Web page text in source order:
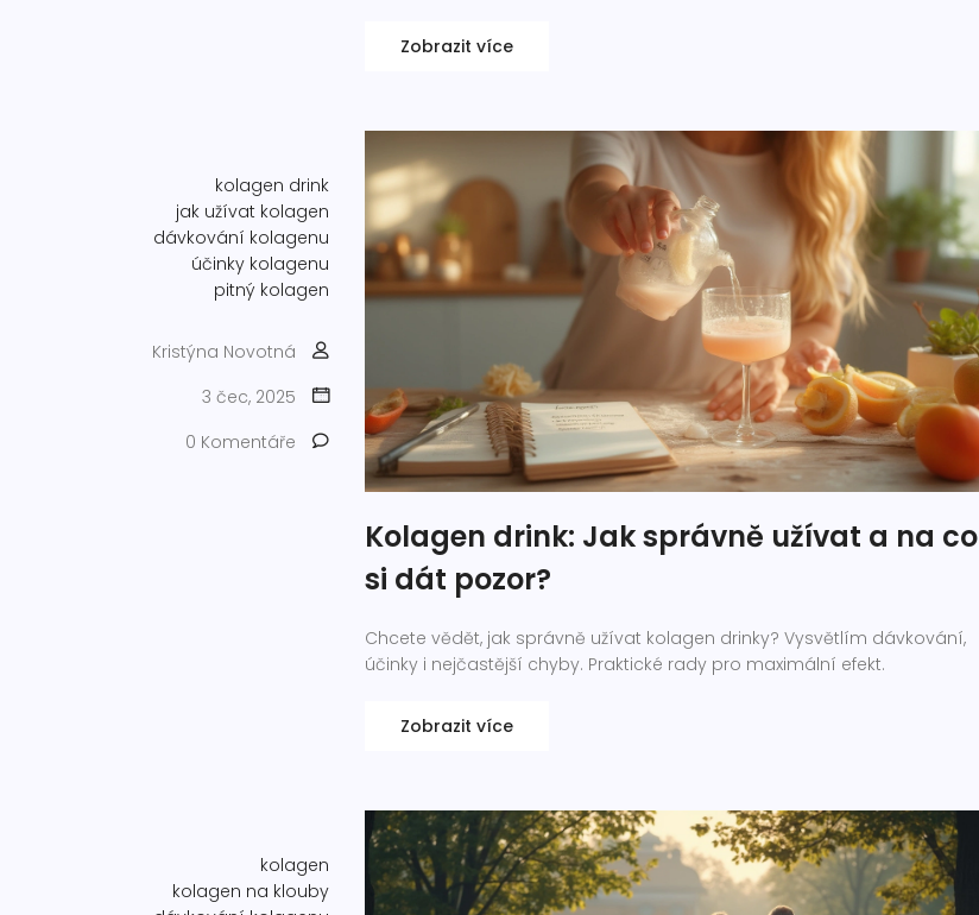
Zobrazit více
kolagen drink
jak užívat kolagen
dávkování kolagenu
účinky kolagenu
pitný kolagen
Kristýna Novotná
3 čec, 2025
0 Komentáře
Kolagen drink: Jak správně užívat a na co
si dát pozor?
Chcete vědět, jak správně užívat kolagen drinky? Vysvětlím dávkování,
účinky i nejčastější chyby. Praktické rady pro maximální efekt.
Zobrazit více
kolagen
kolagen na klouby